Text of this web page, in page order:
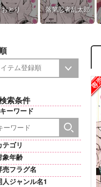
おとり 落第忍者乱太郎
索条件
ーワード
テゴリ
象年齢
売フラグ名
人ジャンル名1